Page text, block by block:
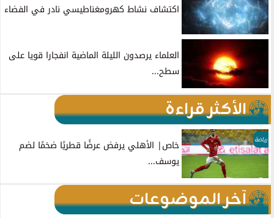
اكتشاف نشاط كهرومغناطيسي نادر في الفضاء
العلماء يرصدون الليلة الماضية انفجارا قويا على
سطح...
الأكثر قراءة
رياضة
خاص| الأهلي يرفض عرضًا قطريًا ضخمًا لضم
يوسف...
آخر الموضوعات